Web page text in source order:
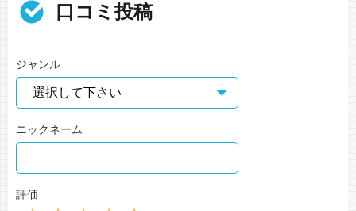
口コミ投稿
ジャンル
ニックネーム
評価